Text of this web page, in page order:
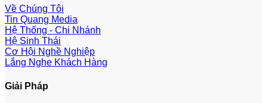
Về Chúng Tôi
Tin Quang Media
Hệ Thống - Chi Nhánh
Hệ Sinh Thái
Cơ Hội Nghề Nghiệp
Lắng Nghe Khách Hàng
Giải Pháp